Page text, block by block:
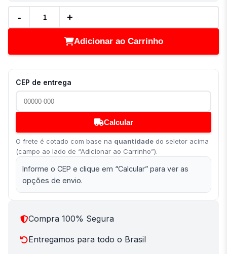
- +
Adicionar ao Carrinho
CEP de entrega
Calcular
O frete é cotado com base na quantidade do seletor acima
(campo ao lado de “Adicionar ao Carrinho”).
Informe o CEP e clique em “Calcular” para ver as
opções de envio.
Compra 100% Segura
Entregamos para todo o Brasil